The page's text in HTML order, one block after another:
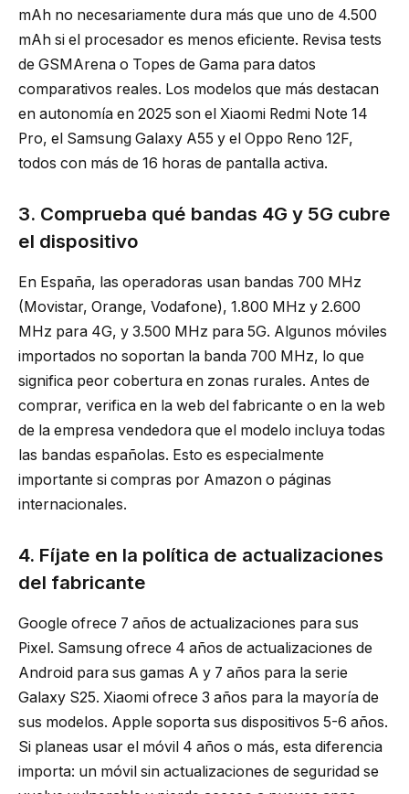
mAh no necesariamente dura más que uno de 4.500
mAh si el procesador es menos eficiente. Revisa tests
de GSMArena o Topes de Gama para datos
comparativos reales. Los modelos que más destacan
en autonomía en 2025 son el Xiaomi Redmi Note 14
Pro, el Samsung Galaxy A55 y el Oppo Reno 12F,
todos con más de 16 horas de pantalla activa.
3. Comprueba qué bandas 4G y 5G cubre
el dispositivo
En España, las operadoras usan bandas 700 MHz
(Movistar, Orange, Vodafone), 1.800 MHz y 2.600
MHz para 4G, y 3.500 MHz para 5G. Algunos móviles
importados no soportan la banda 700 MHz, lo que
significa peor cobertura en zonas rurales. Antes de
comprar, verifica en la web del fabricante o en la web
de la empresa vendedora que el modelo incluya todas
las bandas españolas. Esto es especialmente
importante si compras por Amazon o páginas
internacionales.
4. Fíjate en la política de actualizaciones
del fabricante
Google ofrece 7 años de actualizaciones para sus
Pixel. Samsung ofrece 4 años de actualizaciones de
Android para sus gamas A y 7 años para la serie
Galaxy S25. Xiaomi ofrece 3 años para la mayoría de
sus modelos. Apple soporta sus dispositivos 5-6 años.
Si planeas usar el móvil 4 años o más, esta diferencia
importa: un móvil sin actualizaciones de seguridad se